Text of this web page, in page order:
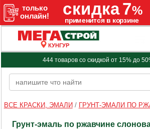
КУНГУР
444 товаров со скидкой от 15% до
ВСЕ КРАСКИ, ЭМАЛИ / ГРУНТ-ЭМАЛИ ПО
Грунт-эмаль по ржавчине